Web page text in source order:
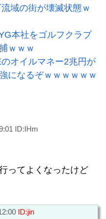
域の街が壊滅状態ｗ
本社をゴルフクラブ
ｗｗｗ
のオイルマネー2兆円が
になるぞｗｗｗｗｗｗ
ID:IHm
ってよくなったけど
ID:jin